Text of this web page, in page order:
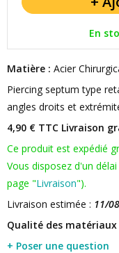
En
Matière : Acier
Piercing septum type
angles droits et
4,90 € TTC Livraison
Ce produit est expédié
Vous disposez d'un
page "Livraison").
Livraison estimée : 11/
Qualité des matériaux
+ Poser une question